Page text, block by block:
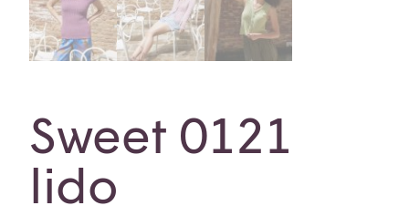
Sweet 0121
lido